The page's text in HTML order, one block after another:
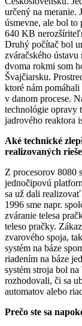
určený na meranie.
úsmevne, ale bol
640 KB
Druhý počítač bol
zváračského
dvoma rokmi som
Švajčiarsku.
ktoré nám
v danom procese.
technológie opravy
jadrového reaktora
Aké technické
realizovaných
Z procesorov 8080
jednočipovú
sa už dali
1996 sme napr.
zváranie telesa
teleso pračky.
zvarového spoja,
systém na báze
riadením na báze
systém stroja bol
rozhodovali, či sa
automatov alebo
Prečo ste sa